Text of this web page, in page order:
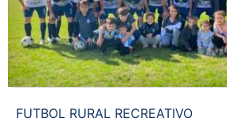
FUTBOL RURAL RECREATIVO